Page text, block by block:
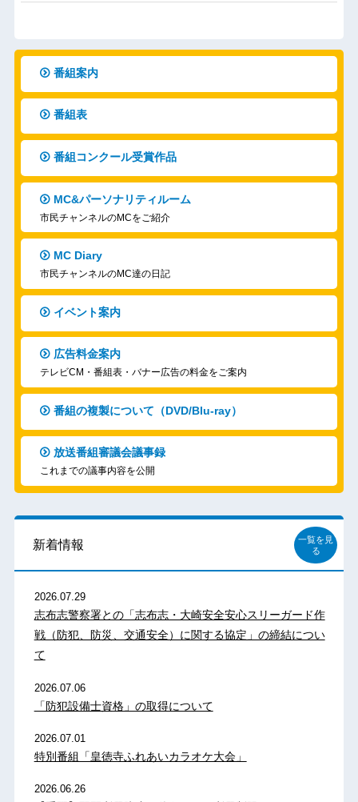
番組案内
番組表
番組コンクール受賞作品
MC&パーソナリティルーム
市民チャンネルのMCをご紹介
MC Diary
市民チャンネルのMC達の日記
イベント案内
広告料金案内
テレビCM・番組表・バナー広告の料金をご案内
番組の複製について（DVD/Blu-ray）
放送番組審議会議事録
これまでの議事内容を公開
新着情報
一覧を見
る
2026.07.29
志布志警察署との「志布志・大崎安全安心スリーガード作
戦（防犯、防災、交通安全）に関する協定」の締結につい
て
2026.07.06
「防犯設備士資格」の取得について
2026.07.01
特別番組「皇徳寺ふれあいカラオケ大会」
2026.06.26